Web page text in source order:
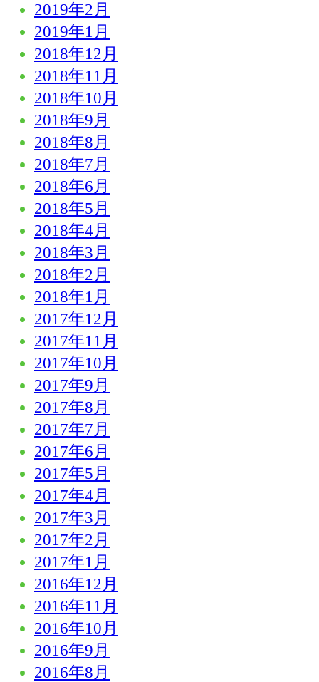
2019年2月
2019年1月
2018年12月
2018年11月
2018年10月
2018年9月
2018年8月
2018年7月
2018年6月
2018年5月
2018年4月
2018年3月
2018年2月
2018年1月
2017年12月
2017年11月
2017年10月
2017年9月
2017年8月
2017年7月
2017年6月
2017年5月
2017年4月
2017年3月
2017年2月
2017年1月
2016年12月
2016年11月
2016年10月
2016年9月
2016年8月